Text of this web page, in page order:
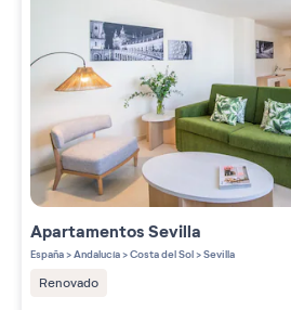
ApartamentosSevilla
España>Andalucía>Costa del Sol>Sevilla
Renovado